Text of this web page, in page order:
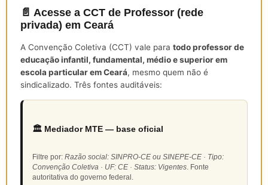
📄 Acesse a CCT de Professor (rede
privada) em Ceará
A Convenção Coletiva (CCT) vale para todo professor de
educação infantil, fundamental, médio e superior em
escola particular em Ceará, mesmo quem não é
sindicalizado. Três fontes auditáveis:
🏛️ Mediador MTE — base oficial
Filtre por: Razão social: SINPRO-CE ou SINEPE-CE · Tipo:
Convenção Coletiva · UF: CE · Status: Vigentes. Fonte
autoritativa do governo federal.